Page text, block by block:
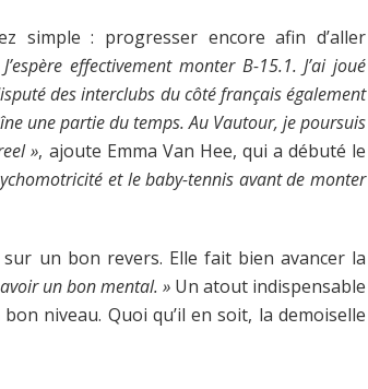
simple : progresser encore afin d’aller
J’espère effectivement monter B-15.1. J’ai joué
des interclubs du côté français également
une partie du temps. Au Vautour, je poursuis
», ajoute Emma Van Hee, qui a débuté le
et le baby-tennis avant de monter
un bon revers. Elle fait bien avancer la
un bon mental. » Un atout indispensable
niveau. Quoi qu’il en soit, la demoiselle